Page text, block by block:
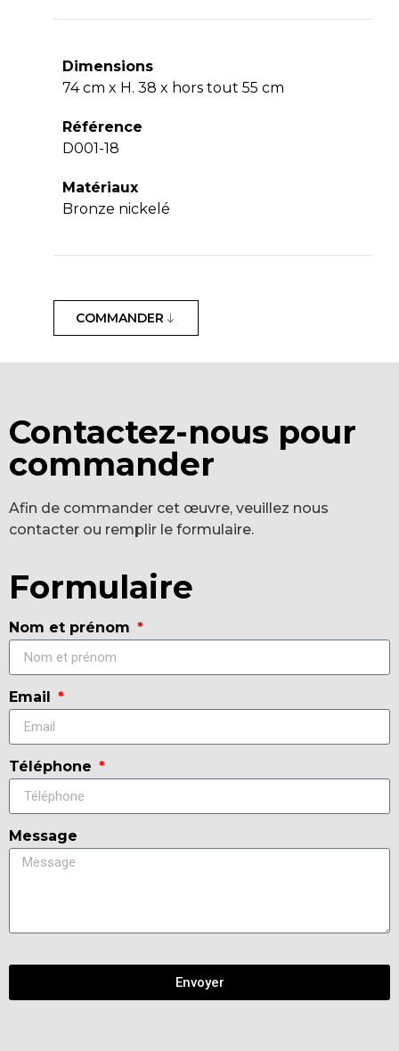
Dimensions
74 cm x H. 38 x hors tout 55 cm
Référence
D001-18
Matériaux
Bronze nickelé
COMMANDER
Contactez-nous pour
commander
Afin de commander cet œuvre, veuillez nous
contacter ou remplir le formulaire.
Formulaire
Nom et prénom
Email
Téléphone
Message
Envoyer